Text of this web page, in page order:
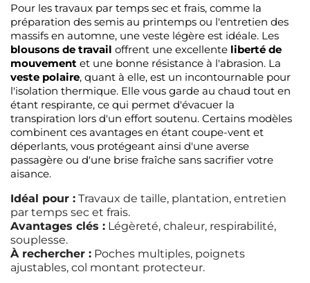
Pour les travaux par temps sec et frais, comme la
préparation des semis au printemps ou l'entretien des
massifs en automne, une veste légère est idéale. Les
blousons de travail offrent une excellente liberté de
mouvement et une bonne résistance à l'abrasion. La
veste polaire, quant à elle, est un incontournable pour
l'isolation thermique. Elle vous garde au chaud tout en
étant respirante, ce qui permet d'évacuer la
transpiration lors d'un effort soutenu. Certains modèles
combinent ces avantages en étant coupe-vent et
déperlants, vous protégeant ainsi d'une averse
passagère ou d'une brise fraîche sans sacrifier votre
aisance.
Idéal pour : Travaux de taille, plantation, entretien
par temps sec et frais.
Avantages clés : Légèreté, chaleur, respirabilité,
souplesse.
À rechercher : Poches multiples, poignets
ajustables, col montant protecteur.